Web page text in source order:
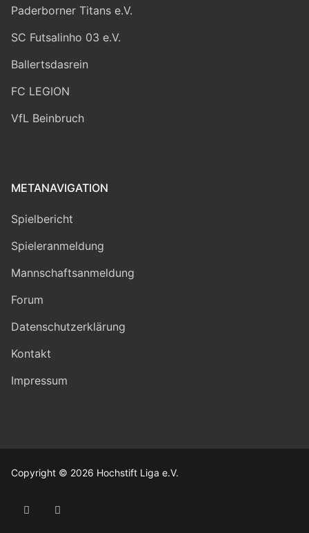
Paderborner Titans e.V.
SC Futsalinho 03 e.V.
Ballertsdasrein
FC LEGION
VfL Beinbruch
METANAVIGATION
Spielbericht
Spieleranmeldung
Mannschaftsanmeldung
Forum
Datenschutzerklärung
Kontakt
Impressum
Copyright © 2026 Hochstift Liga e.V.